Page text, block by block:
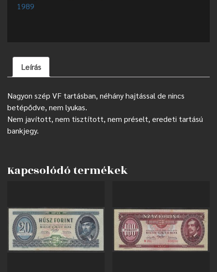
1989
Leírás
Nagyon szép VF tartásban, néhány hajtással de nincs
betépődve, nem lyukas.
Nem javított, nem tisztított, nem préselt, eredeti tartású
bankjegy.
Kapcsolódó termékek